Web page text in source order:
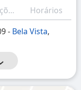
Avaliações
Horários
- Bela Vista,